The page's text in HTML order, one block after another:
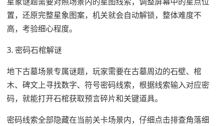
置，还原完整星象图案，机关就会自动解锁，整体难度不
高，考验细心程度。
3. 密码石棺解谜
地下古墓场景专属谜题，玩家需要在古墓周边的石壁、棺
木、碑文上寻找数字、符号密码线索，根据线索输入对应密
码，就能打开石棺获取预言碎片和关键道具。
密码线索全部隐藏在当前关卡场景内，仔细点击排查角落细